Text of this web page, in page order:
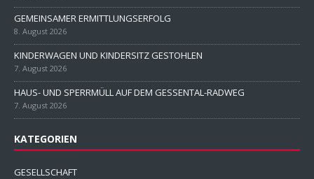
GEMEINSAMER ERMITTLUNGSERFOLG
8. August 2026
KINDERWAGEN UND KINDERSITZ GESTOHLEN
7. August 2026
HAUS- UND SPERRMÜLL AUF DEM GESSENTAL-RADWEG
7. August 2026
KATEGORIEN
GESELLSCHAFT